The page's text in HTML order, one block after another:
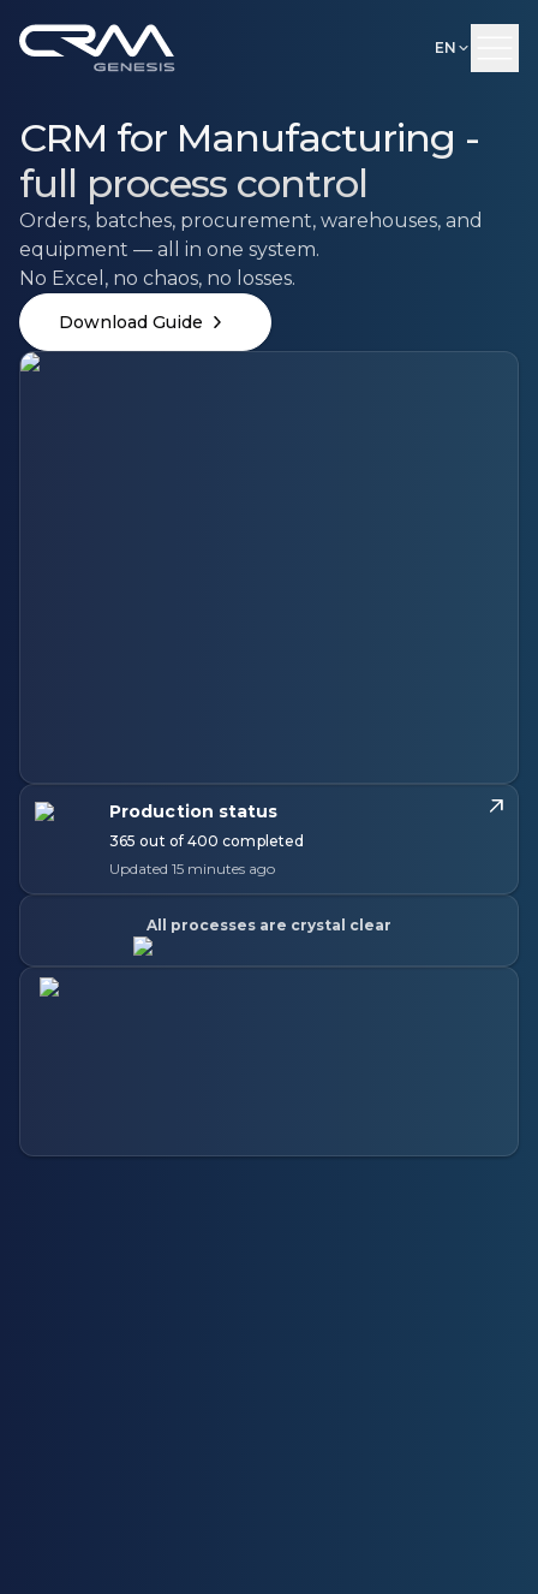
EN
CRM for Manufacturing -
full process control
Orders, batches, procurement, warehouses, and
equipment — all in one system.
No Excel, no chaos, no losses.
Download Guide
Production status
365 out of 400 completed
Updated 15 minutes ago
All processes are crystal clear